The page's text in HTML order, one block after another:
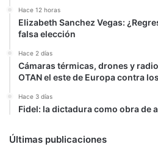
Hace 12 horas
Elizabeth Sanchez Vegas:
falsa elección
Hace 2 días
Cámaras térmicas, drones y
OTAN el este de Europa contra
Hace 3 días
Fidel: la dictadura como obra de
Últimas publicaciones